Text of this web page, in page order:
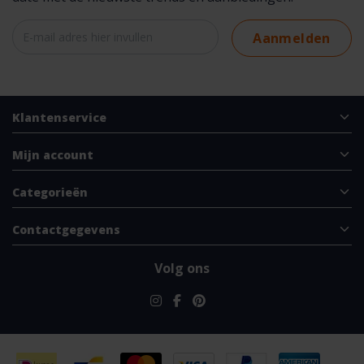
Aanmelden
Klantenservice
Mijn account
Categorieën
Contactgegevens
Volg ons